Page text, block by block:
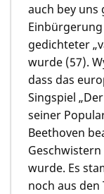
auch bey uns
gedichteter
wurde (57).
dass das
Singspiel
seiner
Beethoven
wurde. Es
noch aus